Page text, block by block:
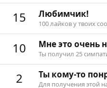
15 Любимчик!
100 лайков у твоих
10 Мне это очень
Ты получил 25
2 Ты кому-то
Для получения этой